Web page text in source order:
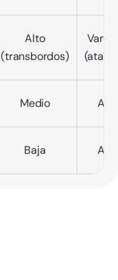
Alto
(transbordos)
Medio Alto
Baja Alta